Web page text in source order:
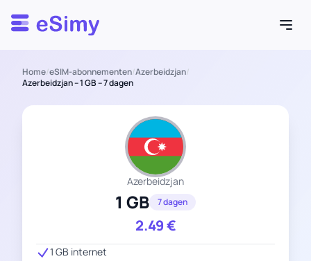
Esimy
Home/eSIM-abonnementen/Azerbeidzjan/
Azerbeidzjan – 1 GB – 7 dagen
Azerbeidzjan
1 GB 7 dagen
2.49€
1 GB internet